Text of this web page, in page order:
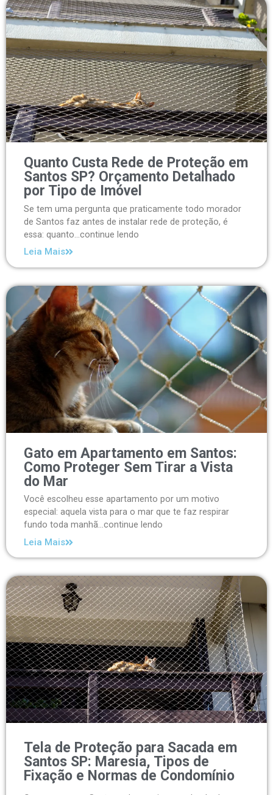
Quanto Custa Rede de Proteção em
Santos SP? Orçamento Detalhado
por Tipo de Imóvel
Se tem uma pergunta que praticamente todo morador
de Santos faz antes de instalar rede de proteção, é
essa: quanto...continue lendo
Leia Mais
Gato em Apartamento em Santos:
Como Proteger Sem Tirar a Vista
do Mar
Você escolheu esse apartamento por um motivo
especial: aquela vista para o mar que te faz respirar
fundo toda manhã...continue lendo
Leia Mais
Tela de Proteção para Sacada em
Santos SP: Maresia, Tipos de
Fixação e Normas de Condomínio